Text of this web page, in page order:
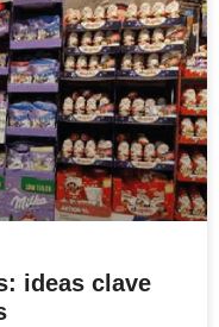
ideas clave